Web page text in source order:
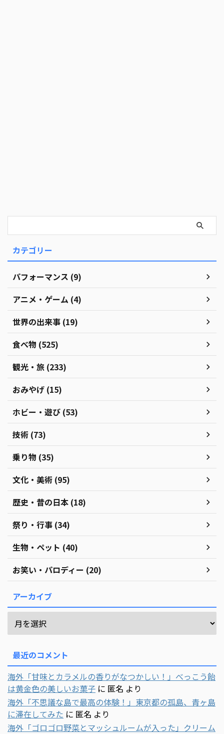
カテゴリー
パフォーマンス (9)
アニメ・ゲーム (4)
世界の出来事 (19)
食べ物 (525)
観光・旅 (233)
おみやげ (15)
ホビー・遊び (53)
技術 (73)
乗り物 (35)
文化・美術 (95)
歴史・昔の日本 (18)
祭り・行事 (34)
生物・ペット (40)
お笑い・パロディー (20)
アーカイブ
最近のコメント
海外「甘味とカラメルの香りがなつかしい！」べっこう飴
は黄金色の美しいお菓子 に 匿名 より
海外「不思議な島で最高の体験！」東京都の孤島、青ヶ島
に滞在してみた に 匿名 より
海外「ゴロゴロ野菜とマッシュルームが入った」クリーム